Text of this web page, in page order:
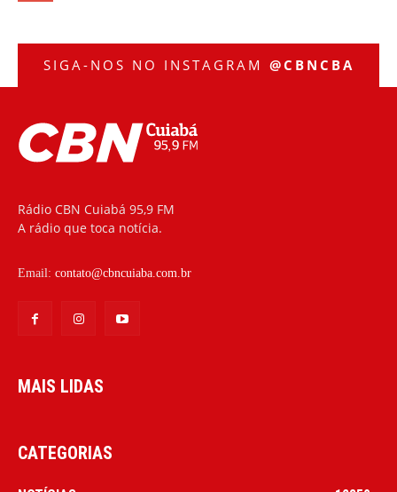
SIGA-NOS NO INSTAGRAM @CBNCBA
Rádio CBN Cuiabá 95,9 FM
A rádio que toca notícia.
Email: contato@cbncuiaba.com.br
MAIS LIDAS
CATEGORIAS